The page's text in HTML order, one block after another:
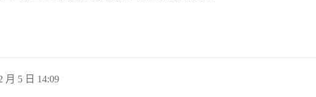
月 5 日 14:09